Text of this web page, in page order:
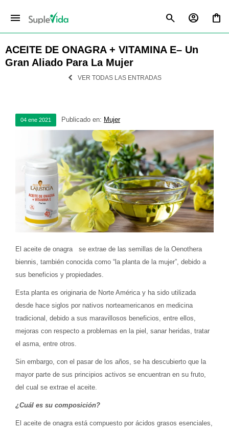
menu
ACEITE DE ONAGRA + VITAMINA E– Un
Gran Aliado Para La Mujer
VER TODAS LAS ENTRADAS
04 ene 2021 Publicado en: Mujer
El aceite de onagra se extrae de las semillas de la Oenothera
biennis, también conocida como “la planta de la mujer”, debido a
sus beneficios y propiedades.
Esta planta es originaria de Norte América y ha sido utilizada
desde hace siglos por nativos norteamericanos en medicina
tradicional, debido a sus maravillosos beneficios, entre ellos,
mejoras con respecto a problemas en la piel, sanar heridas, tratar
el asma, entre otros.
Sin embargo, con el pasar de los años, se ha descubierto que la
mayor parte de sus principios activos se encuentran en su fruto,
del cual se extrae el aceite.
¿Cuál es su composición?
El aceite de onagra está compuesto por ácidos grasos esenciales,